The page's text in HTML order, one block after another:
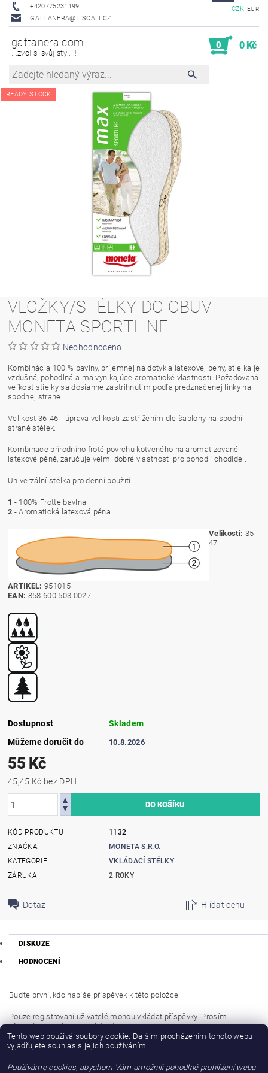
+420775231199
GATTANERA@TISCALI.CZ
CZK EUR
gattanera.com
...zvol si svůj styl...!!!
0 0 Kč
READY STOCK
VLOŽKY/STÉLKY DO OBUVI
MONETA SPORTLINE
Neohodnoceno
Kombinácia 100 % bavlny, príjemnej na dotyk a latexovej peny, stielka je
vzdušná, pohodlná a má vynikajúce aromatické vlastnosti. Požadovaná
veľkosť stielky sa dosiahne zastrihnutím podľa predznačenej linky na
spodnej strane.
Velikost 36-46 - úprava velikosti zastřižením dle šablony na spodní
straně stélek.
Kombinace přírodního froté povrchu kotveného na aromatizované
latexové pěně, zaručuje velmi dobré vlastnosti pro pohodlí chodidel.
Univerzální stélka pro denní použití.
1 - 100% Frotte bavlna
2 - Aromatická latexová pěna
Velikosti: 35 -
47
ARTIKEL: 951015
EAN: 858 600 503 0027
Dostupnost
Skladem
Můžeme doručit do
10.8.2026
55 Kč
45,45 Kč bez DPH
KÓD PRODUKTU
1132
ZNAČKA
MONETA S.R.O.
KATEGORIE
VKLÁDACÍ STÉLKY
ZÁRUKA
2 ROKY
Dotaz Hlídat cenu
DISKUZE
HODNOCENÍ
Buďte první, kdo napíše příspěvek k této položce.
Pouze registrovaní uživatelé mohou vkládat příspěvky. Prosím
přihlaste senebo seregistrujte.
Buďte první, kdo napíše příspěvek k této položce.
Přidat hodnocení
Tento web používá soubory cookie. Dalším procházením tohoto webu
vyjadřujete souhlas s jejich používáním.
Používáme cookies, abychom Vám umožnili pohodlné prohlížení webu